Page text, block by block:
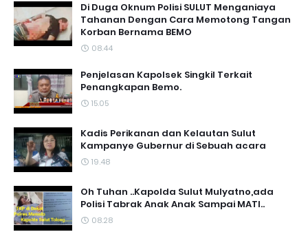
Di Duga Oknum Polisi SULUT Menganiaya
Tahanan Dengan Cara Memotong Tangan
Korban Bernama BEMO
08.44
Penjelasan Kapolsek Singkil Terkait
Penangkapan Bemo.
15.05
Kadis Perikanan dan Kelautan Sulut
Kampanye Gubernur di Sebuah acara
19.48
Oh Tuhan ..Kapolda Sulut Mulyatno,ada
Polisi Tabrak Anak Anak Sampai MATI..
08.28